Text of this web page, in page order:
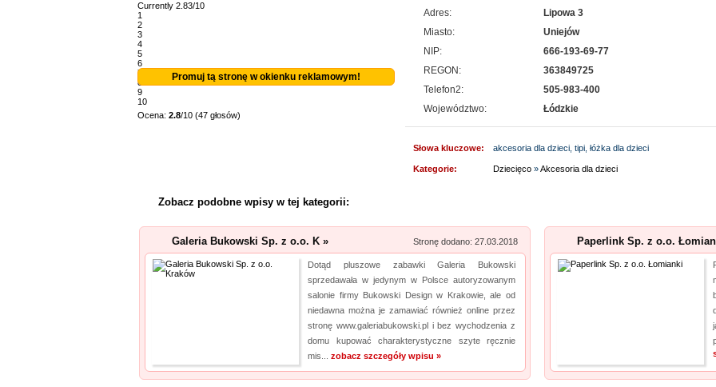
Jesteśmy firmą oferującą innowacyjne urządzenia dla systemów chłodzenia. Obsługujemy
też serwis urządzeń Climaveneta i innych marek. Reprezentujący nas pracownicy to
wykwalifikowani fachowcy, posiadający wszystkie istotne informacje na temat urządzeń
chłodniczych. Nasza oferta uwzględnia również wyn...
Szukasz przykuwających uwagę gadżetów promocyjnych, typu podkładka pod mysz?
Niezwłocznie zapoznaj się z naszą ofertą. Wytwarzamy podkładki pod myszki dla graczy,
Szpital Specjalista, to placówka na najwyższym poziomie. Działają tam zarówno poradnie,
jak i oddział szpitalny. Wykonuje się tam usuwanie prostaty laserem, a także laserowe
usuwanie kamieni nerkowych. Jak więc widać, operacja laserowa jest powszechna. Daje
to pacjentom możliwość szybkiego powrotu d...
Producent opakowań foliowych
Szukasz godnego zaufania dostawcy akcesoriów do pakowania? jak najszybciej przejrzyj
Currently 2.83/10
1
2
3
4
5
6
7
8
9
10
Ocena: 2.8/10 (47 głosów)
Promuj tą stronę w okienku reklamowym!
Adres:
Lipowa 3
Miasto:
Uniejów
NIP:
666-193-69-77
REGON:
363849725
Telefon2:
505-983-400
Województwo:
Łódzkie
Słowa kluczowe: akcesoria dla dzieci, tipi, łóżka dla dzieci
Kategorie: Dziecięco »Akcesoria dla dzieci
Zobacz podobne wpisy w tej kategorii:
Galeria Bukowski Sp. z o.o. K » Stronę dodano: 27.03.2018
Dotąd pluszowe zabawki Galeria Bukowski
sprzedawała w jedynym w Polsce autoryzowanym
salonie firmy Bukowski Design w Krakowie, ale od
niedawna można je zamawiać również online przez
stronę www.galeriabukowski.pl i bez wychodzenia z
domu kupować charakterystyczne szyte ręcznie
mis... zobacz szczegóły wpisu »
Paperlink Sp. z o.o.